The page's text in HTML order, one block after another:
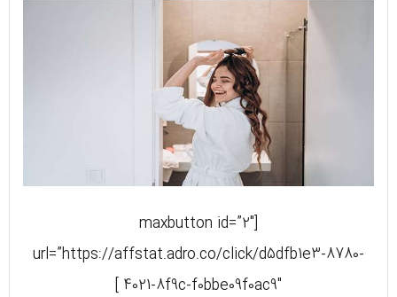
[maxbutton id=”2″
url=”https://affstat.adro.co/click/d5dfb1e3-8780-
4021-8f9c-f0bbe09f0ac9″ ]